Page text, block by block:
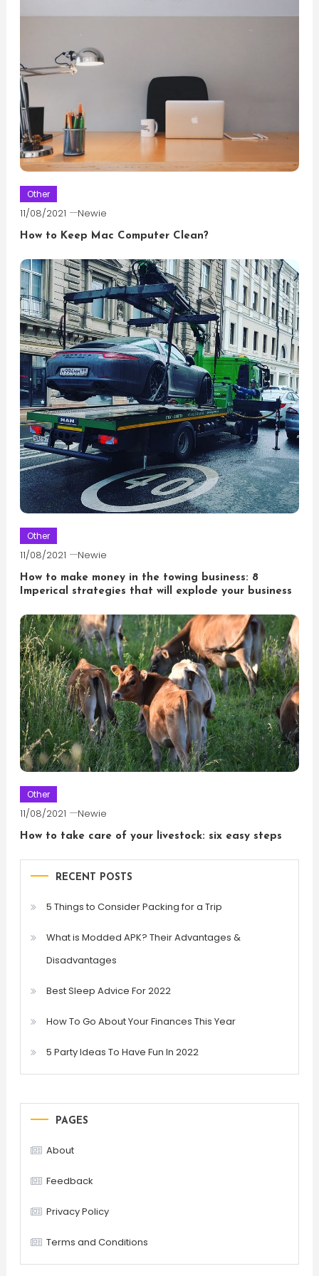
Other
11/08/2021 Newie
How to Keep Mac Computer Clean?
Other
11/08/2021 Newie
How to make money in the towing business: 8
Imperical strategies that will explode your business
Other
11/08/2021 Newie
How to take care of your livestock: six easy steps
RECENT POSTS
5 Things to Consider Packing for a Trip
What is Modded APK? Their Advantages &
Disadvantages
Best Sleep Advice For 2022
How To Go About Your Finances This Year
5 Party Ideas To Have Fun In 2022
PAGES
About
Feedback
Privacy Policy
Terms and Conditions